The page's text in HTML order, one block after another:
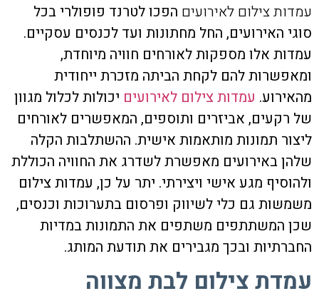
עמדות צילום לאירועים הפכו לטרנד פופולרי בכל
סוגי האירועים, החל מחתונות ועד לכנסים עסקיים.
עמדות אלו מספקות לאורחים חוויה מיוחדת,
ומאפשרות להם לקחת הביתה מזכרת ייחודית
מהאירוע. עמדות צילום לאירועים יכולות לכלול מגוון
של רקעים, אביזרים ותוספים, המאפשרים לאורחים
ליצור תמונות מותאמות אישית. ההשתלבות הקלה
שלהן באירועים מאפשרת לשדרג את החוויה הכוללת
ולהוסיף מגע אישי ויצירתי. יתר על כן, עמדות צילום
משמשות גם כלי לשיווק ופרסום בתערוכות וכנסים,
שכן המשתתפים משתפים את התמונות במדיות
החברתיות ובכך מגבירים את תודעת המותג.
עמדת צילום לבת מצווה